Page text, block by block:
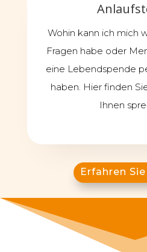
Wohin kann ich mich
Fragen habe oder
eine Lebendspende
haben. Hier finden
Ihnen
Erfahren